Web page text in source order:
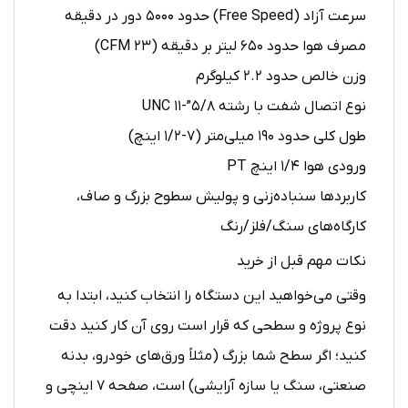
سرعت آزاد (Free Speed) حدود ۵۰۰۰ دور در دقیقه
مصرف هوا حدود ۶۵۰ لیتر بر دقیقه (۲۳ CFM)
وزن خالص حدود ۲.۲ کیلوگرم
نوع اتصال شفت با رشته ۵/۸”-۱۱ UNC
طول کلی حدود ۱۹۰ میلی‌متر (۷-۱/۲ اینچ)
ورودی هوا ۱/۴ اینچ PT
کاربردها سنباده‌زنی و پولیش سطوح بزرگ و صاف،
کارگاه‌های سنگ/فلز/رنگ
نکات مهم قبل از خرید
وقتی می‌خواهید این دستگاه را انتخاب کنید، ابتدا به
نوع پروژه و سطحی که قرار است روی آن کار کنید دقت
کنید؛ اگر سطح شما بزرگ (مثلاً ورق‌های خودرو، بدنه
صنعتی، سنگ یا سازه آرایشی) است، صفحه ۷ اینچی و